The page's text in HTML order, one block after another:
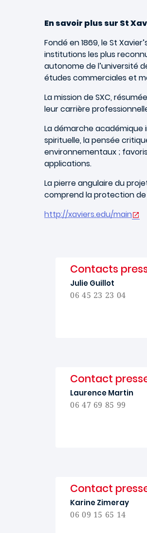
En savoir plus sur St
Fondé en 1869, le St
institutions les plus
autonome de l’université
études commerciales et
La mission de SXC,
leur carrière
La démarche académique
spirituelle, la pensée
environnementaux ;
applications.
La pierre angulaire du
comprend la protection de
http://xaviers.edu/main
Contacts
Julie Guillot
06 45 23 23 04
Contact
Laurence Martin
06 47 69 85 99
Contact
Karine Zimeray
06 09 15 65 14